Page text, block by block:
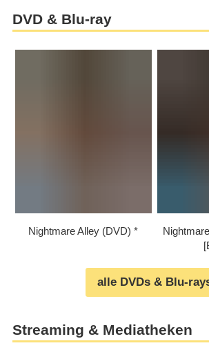
DVD & Blu-ray
Nightmare Alley (DVD)
alle DVDs & Blu-
Streaming & Mediatheken